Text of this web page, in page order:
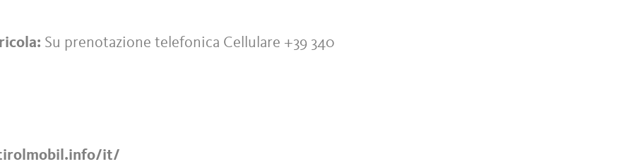
Su prenotazione telefonica Cellulare +39 340
it/